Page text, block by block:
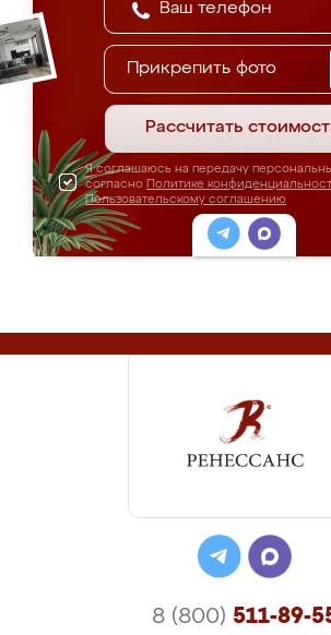
Прикрепить фото
Рассчитать
Я соглашаюсь на передачу
согласно Политике
Пользовательскому соглашению
8 (800) 511-89-